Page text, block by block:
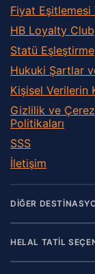
Fiyat Eşitlemesi
HB Loyalty Club
Statü Eşleştirme
Hukuki Şartlar
Kişisel Verilerin
Gizlilik ve Çerez
Politikaları
SSS
İletişim
DİĞER
HELAL TATİL